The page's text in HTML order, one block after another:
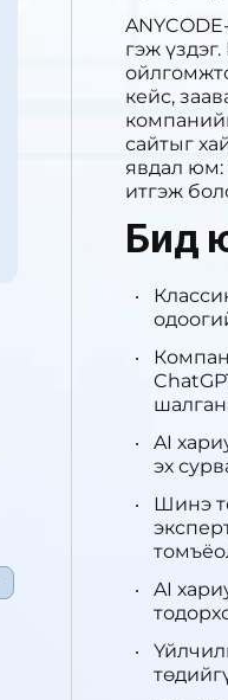
гэж
кейс,
сайтыг
явдал юм:
итгэж
Бид
AI
эх
Шинэ
AI